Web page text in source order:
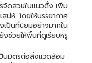
จัดสวนในแนวตั้ง เพิ่ม
สน่ห์ โดยให้บรรยากาศ
ป็นที่นิยมอย่างมากใน
วยให้พื้นที่ดูเรียบหรู
นมิตรต่อสิ่งแวดล้อม